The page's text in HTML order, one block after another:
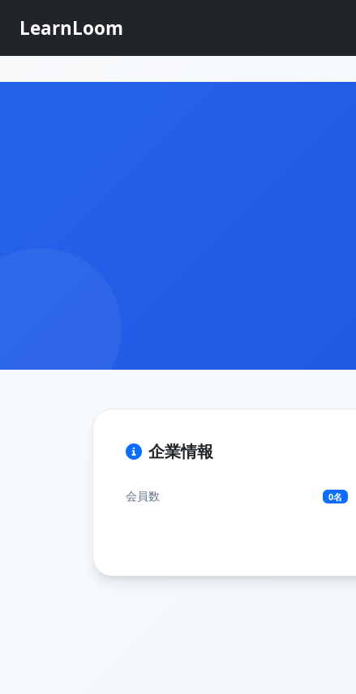
LearnLoom
企業情報
会員数 0名